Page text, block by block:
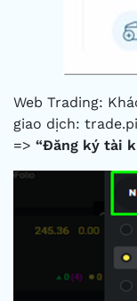
Web Trading:
giao dịch:
=> “Đăng ký tài